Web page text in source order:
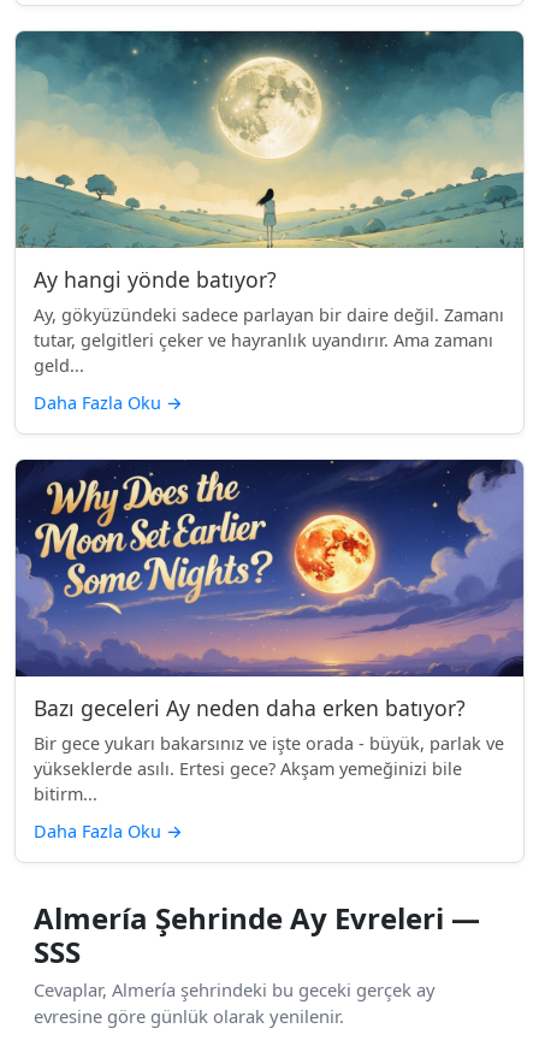
Ay hangi yönde batıyor?
Ay, gökyüzündeki sadece parlayan bir daire değil. Zamanı
tutar, gelgitleri çeker ve hayranlık uyandırır. Ama zamanı
geld...
Daha Fazla Oku →
Bazı geceleri Ay neden daha erken batıyor?
Bir gece yukarı bakarsınız ve işte orada - büyük, parlak ve
yükseklerde asılı. Ertesi gece? Akşam yemeğinizi bile
bitirm...
Daha Fazla Oku →
Almería Şehrinde Ay Evreleri —
SSS
Cevaplar, Almería şehrindeki bu geceki gerçek ay
evresine göre günlük olarak yenilenir.